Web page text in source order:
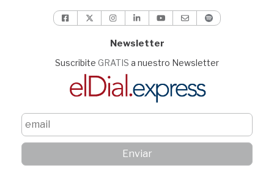
Newsletter
Suscribite GRATIS a nuestro Newsletter